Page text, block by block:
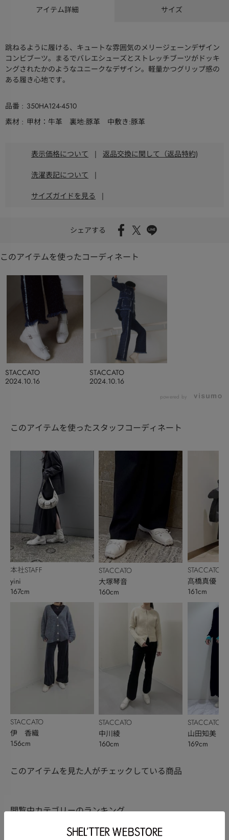
アイテム詳細 サイズ
跳ねるように履ける、キュートな雰囲気のメリージェーンデザイン
コンビブーツ。まるでバレエシューズとストレッチブーツがドッキ
ングされたかのようなユニークなデザイン。軽量かつグリップ感の
ある履き心地です。
品番
350HA124-4510
素材
甲材：牛革 裏地:豚革 中敷き:豚革
表示価格について | 返品交換に関して（返品特約)
洗濯表記について |
サイズガイドを見る |
シェアする
このアイテムを使ったコーディネート
2024.10.16
STACCATO
2024.10.16
STACCATO
powered by
このアイテムを使ったスタッフコーディネート
本社STAFF
yini
167cm
STACCATO
伊 香織
156cm
STACCATO
大塚琴音
160cm
STACCATO
中川綾
160cm
STACCATO
髙橋真優
161cm
STACCATO
山田知美
169cm
このアイテムを見た人がチェックしている商品
閲覧中カテゴリーのランキング